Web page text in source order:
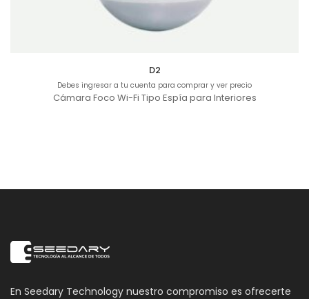
D2
Debes ingresar a tu cuenta para comprar y ver precio
Cámara Foco Wi-Fi Tipo Espía para Interiores
En Seedary Technology nuestro compromiso es ofrecerte